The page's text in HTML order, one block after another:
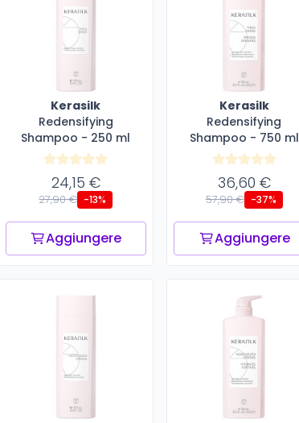
Kerasilk
Redensifying
Shampoo - 250 ml
24,15 €
27,90 € -13%
Aggiungere
Kerasilk
Redensifying
Shampoo - 750 ml
36,60 €
57,90 € -37%
Aggiungere